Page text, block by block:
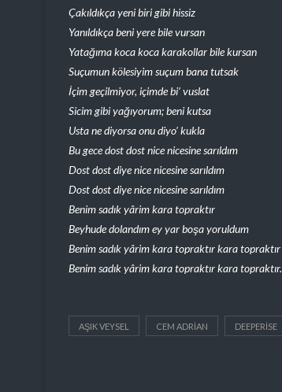
Çakıldıkça yeni biri gibi hissiz
Yanıldıkça beni yere bile vursan
Yatağıma koca koca karakollar bile kursan
Suçumun kölesiyim suçum bana tutsak
İçim geçilmiyor, içimde bi’ vuslat
Sicim gibi yağıyorum; beni kutsa
Usta ne diyorsa onu diyo’ kukla
Bu gece dost dost nice nicesine sarıldım
Dost dost diye nice nicesine sarıldım
Dost dost diye nice nicesine sarıldım
Benim sadık yârim kara topraktır
Beyhude dolandım ey yar boşa yoruldum
Benim sadık yârim kara topraktır kara topraktır
Benim sadık yârim kara topraktır kara topraktır.
AŞIK VEYSEL CEM ADRIAN DEEPERISE